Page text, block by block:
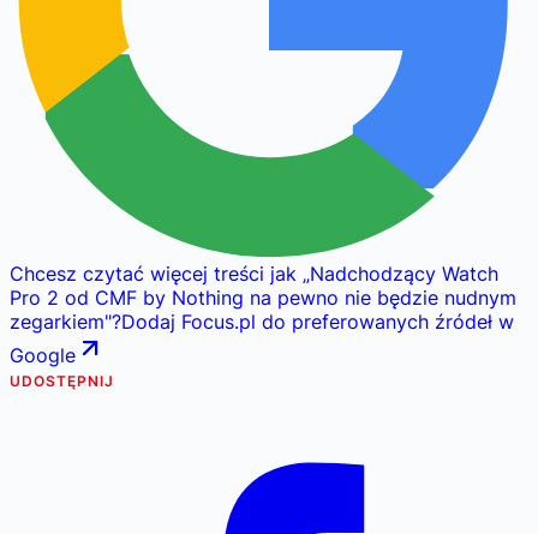
Chcesz czytać więcej treści jak „Nadchodzący Watch
Pro 2 od CMF by Nothing na pewno nie będzie nudnym
zegarkiem"?Dodaj Focus.pl do preferowanych źródeł w
Google
UDOSTĘPNIJ